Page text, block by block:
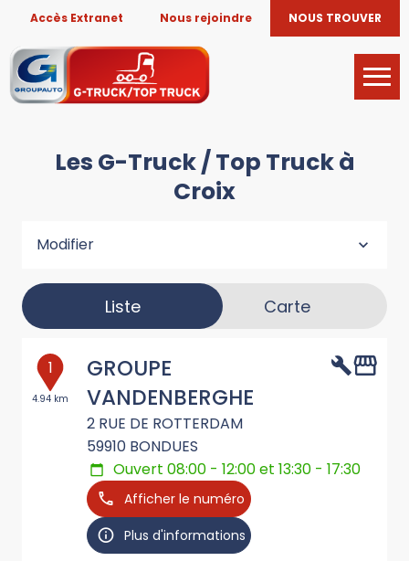
Accès Extranet Nous rejoindre NOUS TROUVER
Les G-Truck / Top Truck à
Croix
Modifier
Liste Carte
1
4.94 km
GROUPE
VANDENBERGHE
2 RUE DE ROTTERDAM
59910 BONDUES
Ouvert 08:00 - 12:00 et 13:30 - 17:30
Afficher le numéro
Plus d'informations